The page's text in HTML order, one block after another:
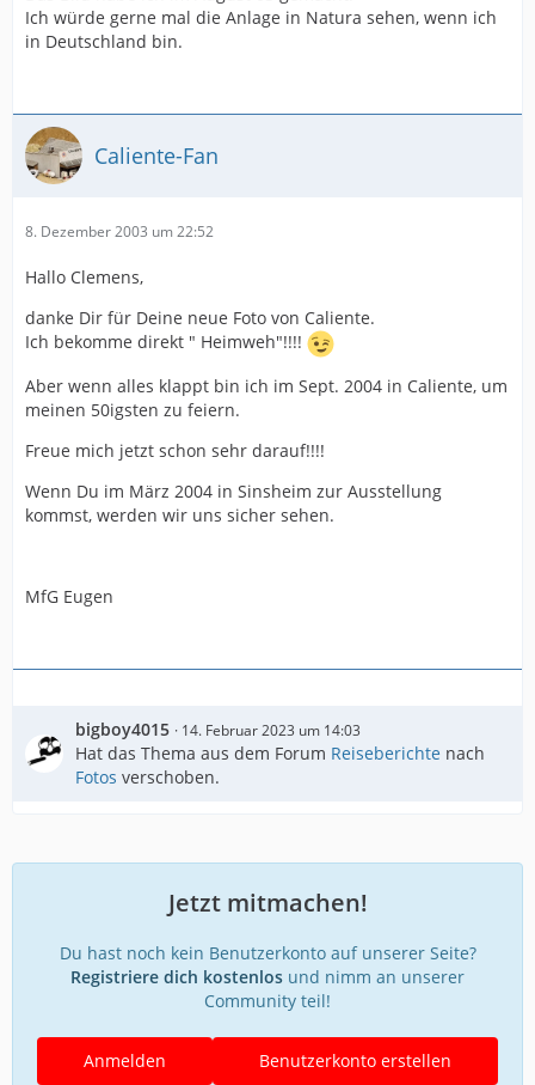
Ich würde gerne mal die Anlage in Natura sehen, wenn ich
in Deutschland bin.
Caliente-Fan
8. Dezember 2003 um 22:52
Hallo Clemens,
danke Dir für Deine neue Foto von Caliente.
Ich bekomme direkt " Heimweh"!!!!
Aber wenn alles klappt bin ich im Sept. 2004 in Caliente, um
meinen 50igsten zu feiern.
Freue mich jetzt schon sehr darauf!!!!
Wenn Du im März 2004 in Sinsheim zur Ausstellung
kommst, werden wir uns sicher sehen.
MfG Eugen
bigboy4015 14. Februar 2023 um 14:03
Hat das Thema aus dem Forum Reiseberichte nach
Fotos verschoben.
Jetzt mitmachen!
Du hast noch kein Benutzerkonto auf unserer Seite?
Registriere dich kostenlos und nimm an unserer
Community teil!
Benutzerkonto erstellen
Anmelden